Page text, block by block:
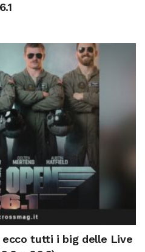
ecco tutti i big delle Live